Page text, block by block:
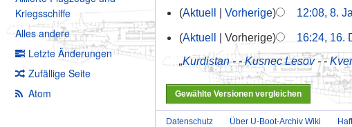
Kriegsschiffe
Alles andere
Letzte Änderungen
Zufällige Seite
Atom
Aktuell Vorherige 12:08, 8.
Aktuell Vorherige 16:24, 16.
„Kurdistan- -Kusnec Lesov- -
Datenschutz Über U-Boot-Archiv Wiki